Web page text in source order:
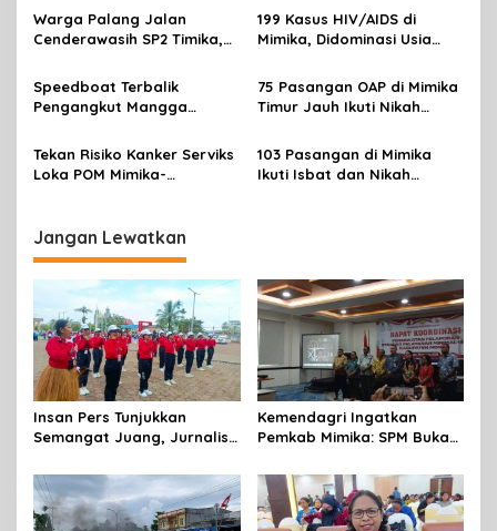
o
Meriahkan Lomba Gerak
Jalan Kreasi HUT ke-81 RI
Wujud Nyata Pelayanan
Rakyat
Warga Palang Jalan
Cenderawasih SP2 Timika,
Pemicunya
199 Kasus HIV/AIDS di
Mimika, Didominasi Usia
Speedboat Terbalik
Pengangkut Mangga
75 Pasangan OAP di Mimika
Timur Jauh Ikuti Nikah
Tekan Risiko Kanker Serviks
Loka POM Mimika-
103 Pasangan di Mimika
Ikuti Isbat dan Nikah
Jangan Lewatkan
Insan Pers Tunjukkan
Semangat Juang, Jurnalis
Meriahkan Lomba Gerak
Jalan Kreasi HUT ke-81 RI
Kemendagri Ingatkan
Pemkab Mimika: SPM Bukan
Wujud Nyata Pelayanan
Rakyat